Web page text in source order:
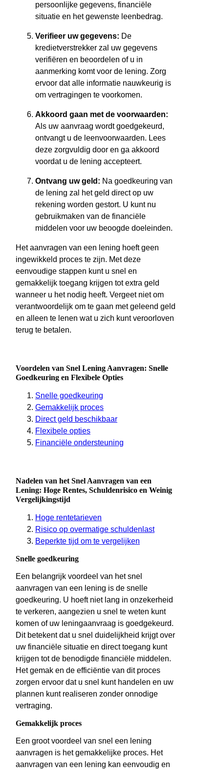
persoonlijke gegevens, financiële
situatie en het gewenste leenbedrag.
Verifieer uw gegevens: De
kredietverstrekker zal uw gegevens
verifiëren en beoordelen of u in
aanmerking komt voor de lening. Zorg
ervoor dat alle informatie nauwkeurig is
om vertragingen te voorkomen.
Akkoord gaan met de voorwaarden:
Als uw aanvraag wordt goedgekeurd,
ontvangt u de leenvoorwaarden. Lees
deze zorgvuldig door en ga akkoord
voordat u de lening accepteert.
Ontvang uw geld: Na goedkeuring van
de lening zal het geld direct op uw
rekening worden gestort. U kunt nu
gebruikmaken van de financiële
middelen voor uw beoogde doeleinden.
Het aanvragen van een lening hoeft geen
ingewikkeld proces te zijn. Met deze
eenvoudige stappen kunt u snel en
gemakkelijk toegang krijgen tot extra geld
wanneer u het nodig heeft. Vergeet niet om
verantwoordelijk om te gaan met geleend geld
en alleen te lenen wat u zich kunt veroorloven
terug te betalen.
Voordelen van Snel Lening Aanvragen: Snelle
Goedkeuring en Flexibele Opties
Snelle goedkeuring
Gemakkelijk proces
Direct geld beschikbaar
Flexibele opties
Financiële ondersteuning
Nadelen van het Snel Aanvragen van een
Lening: Hoge Rentes, Schuldenrisico en Weinig
Vergelijkingstijd
Hoge rentetarieven
Risico op overmatige schuldenlast
Beperkte tijd om te vergelijken
Snelle goedkeuring
Een belangrijk voordeel van het snel
aanvragen van een lening is de snelle
goedkeuring. U hoeft niet lang in onzekerheid
te verkeren, aangezien u snel te weten kunt
komen of uw leningaanvraag is goedgekeurd.
Dit betekent dat u snel duidelijkheid krijgt over
uw financiële situatie en direct toegang kunt
krijgen tot de benodigde financiële middelen.
Het gemak en de efficiëntie van dit proces
zorgen ervoor dat u snel kunt handelen en uw
plannen kunt realiseren zonder onnodige
vertraging.
Gemakkelijk proces
Een groot voordeel van snel een lening
aanvragen is het gemakkelijke proces. Het
aanvragen van een lening kan eenvoudig en